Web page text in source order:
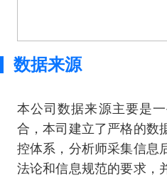
数据来源
本公司数据来源主要是
合，本司建立了严格的数
控体系，分析师采集信息
法论和信息规范的要求，